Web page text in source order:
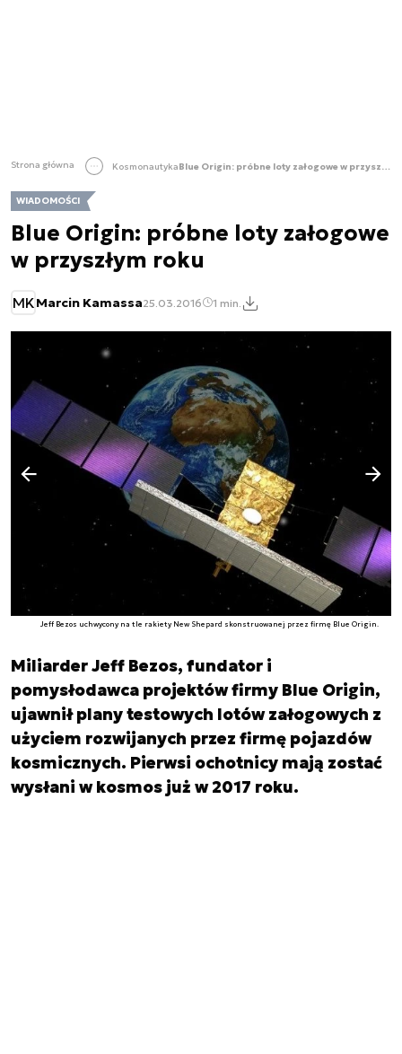
Strona główna Kosmonautyka Blue Origin: próbne loty załogowe w przyszłym roku
WIADOMOŚCI
Blue Origin: próbne loty załogowe
w przyszłym roku
MKMarcin Kamassa25.03.2016 1 min.
Jeff Bezos uchwycony na tle rakiety New Shepard skonstruowanej przez firmę Blue Origin.
Poprzedni slajd
Następny slajd
Miliarder Jeff Bezos, fundator i
pomysłodawca projektów firmy Blue Origin,
ujawnił plany testowych lotów załogowych z
użyciem rozwijanych przez firmę pojazdów
kosmicznych. Pierwsi ochotnicy mają zostać
wysłani w kosmos już w 2017 roku.